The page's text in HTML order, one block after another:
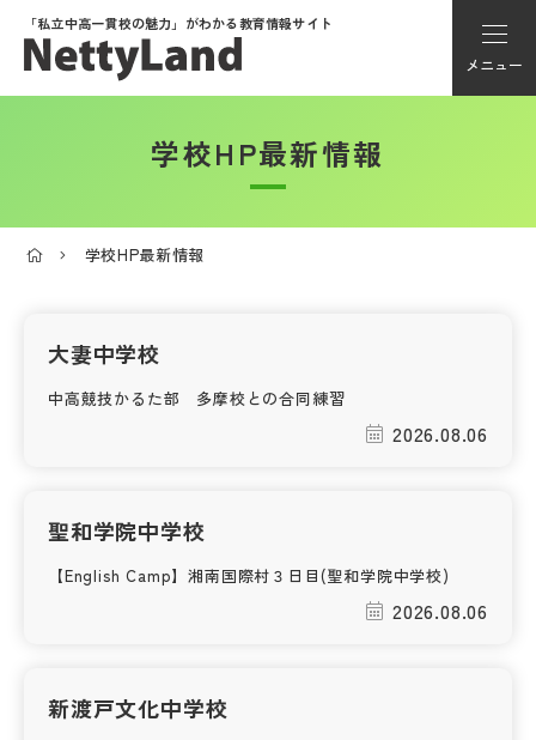
「私立中高一貫校の魅力」がわかる教育情報サイト
メニュー
アカウント登録
学校選び
帰国生受験情報
学校HP最新情報
学校HP最新情報
大妻中学校
中高競技かるた部 多摩校との合同練習
2026.08.06
聖和学院中学校
【English Camp】湘南国際村３日目(聖和学院中学校)
2026.08.06
新渡戸文化中学校